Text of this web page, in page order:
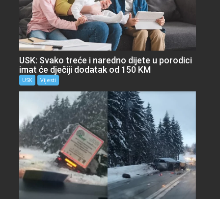
USK: Svako treće i naredno dijete u porodici
imat će dječiji dodatak od 150 KM
USK Vijesti